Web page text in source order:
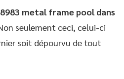
metal frame pool dans
seulement ceci, celui-ci
soit dépourvu de tout